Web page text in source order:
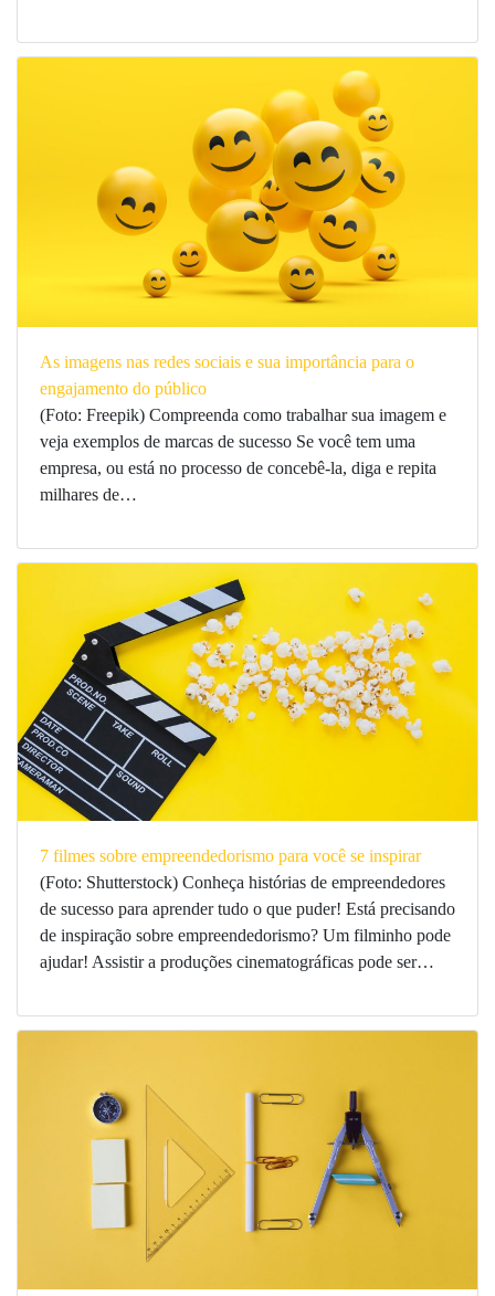
As imagens nas redes sociais e sua importância para o
engajamento do público
(Foto: Freepik) Compreenda como trabalhar sua imagem e
veja exemplos de marcas de sucesso Se você tem uma
empresa, ou está no processo de concebê-la, diga e repita
milhares de…
7 filmes sobre empreendedorismo para você se inspirar
(Foto: Shutterstock) Conheça histórias de empreendedores
de sucesso para aprender tudo o que puder! Está precisando
de inspiração sobre empreendedorismo? Um filminho pode
ajudar! Assistir a produções cinematográficas pode ser…